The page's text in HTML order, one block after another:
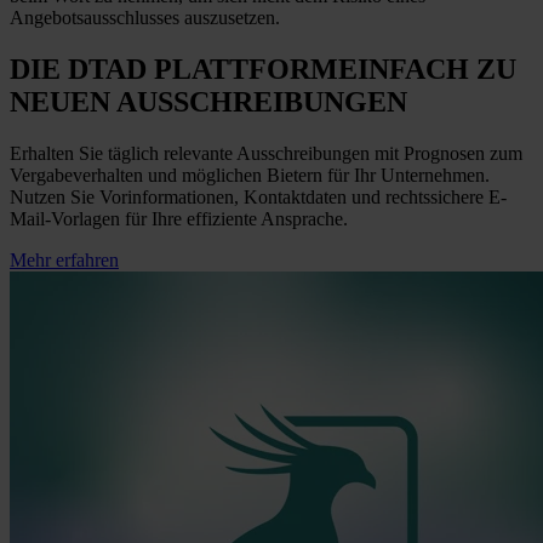
Angebotsausschlusses auszusetzen.
DIE DTAD PLATTFORMEINFACH ZU
NEUEN AUSSCHREIBUNGEN
Erhalten Sie täglich relevante Ausschreibungen mit Prognosen zum
Vergabeverhalten und möglichen Bietern für Ihr Unternehmen.
Nutzen Sie Vorinformationen, Kontaktdaten und rechtssichere E-
Mail-Vorlagen für Ihre effiziente Ansprache.
Mehr erfahren